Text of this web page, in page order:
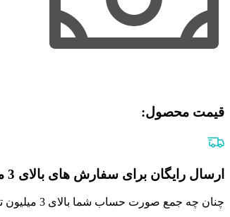
قیمت محصول:​
ارسال رایگان برای سفارش های بالای 3 میلیون تومان
چنان چه جمع صورت حساب شما بالای 3 میلیون تومان شود هزینه پست برای شما به صورت رایگان محاصبه خواهد شد.